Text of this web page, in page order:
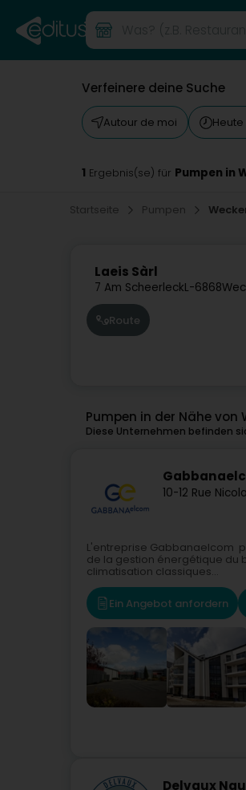
Verfeinere deine Suche
Autour de moi
1 Ergebnis(se) für Pumpen in
Startseite Pumpen
Laeis Sàrl
7 Am ScheerleckL-6868
Route
Pumpen in der Nähe von
Diese Unternehmen befinden
10-12 Rue
L'entreprise Gabbanaelcom
de la gestion énergétique du
climatisation classiques...
Ein Angebot anfordern
Delvaux